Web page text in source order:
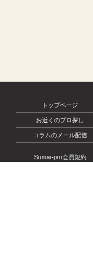
トップページ
お近くのプロ探し
コラムのメール配信
Sumai-pro会員規約